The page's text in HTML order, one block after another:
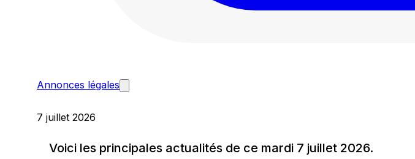
Annonces légales
7 juillet 2026
Voici les principales actualités de ce mardi 7 juillet 2026.